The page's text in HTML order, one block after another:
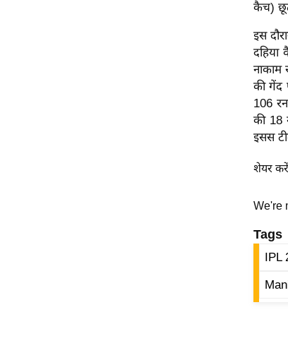
कैच)
इस
दहिया
नाकाम
की गेंद
106
की 18
इसस
शेयर करें
We're
Tags
IPL